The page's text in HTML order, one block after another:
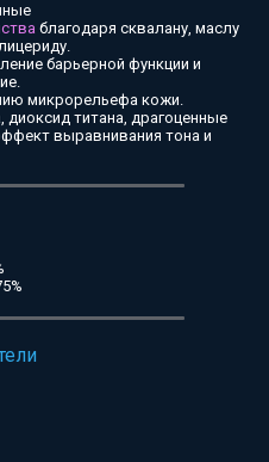
благодаря сквалану, маслу
барьерной функции и
микрорельефа кожи.
титана, драгоценные
выравнивания тона и